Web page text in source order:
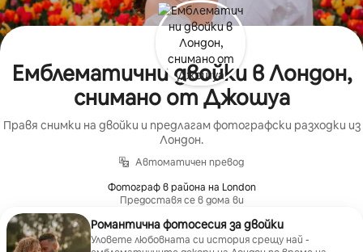
Емблематични двойки в Лондон,
снимано от Джошуа
Правя снимки на двойки и предлагам фотографски разходки из
Лондон.
Автоматичен превод
Фотограф в района на London
Предоставя се в дома ви
Романтична фотосесия за двойки
Уловете любовната си история срещу най -